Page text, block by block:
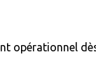
opérationnel